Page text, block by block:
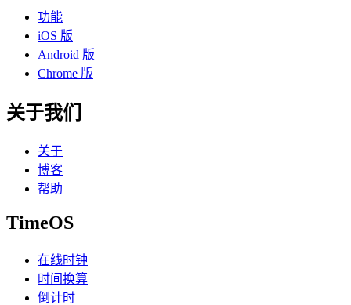
功能
iOS 版
Android 版
Chrome 版
关于我们
关于
博客
帮助
TimeOS
在线时钟
时间换算
倒计时